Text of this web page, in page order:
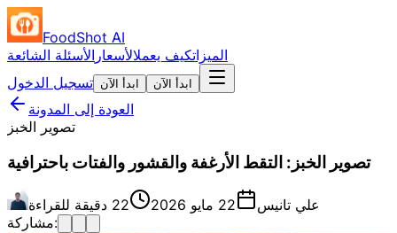
FoodShot AI
الميزاتكيف يعملالأسعار الأسئلة الشائعة
تسجيل الدخول ابدأ الآن ابدأ الآن
العودة إلى المدونة
تصوير الخبز
تصوير الخبز: التقط الأرغفة والقشور والفتات باحترافية
علي تانيس 22 مايو 2026
22 دقيقة للقراءة
مشاركة: